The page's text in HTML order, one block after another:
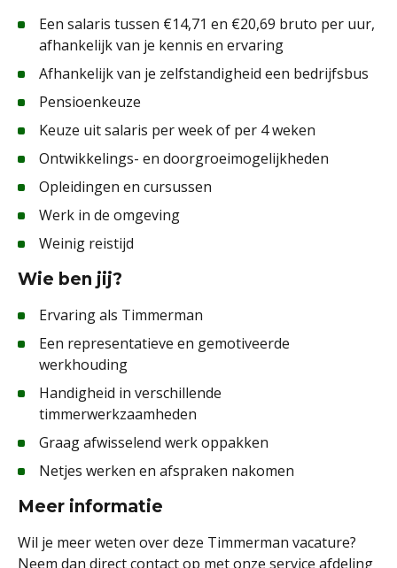
Een salaris tussen €14,71 en €20,69 bruto per uur,
afhankelijk van je kennis en ervaring
Afhankelijk van je zelfstandigheid een bedrijfsbus
Pensioenkeuze
Keuze uit salaris per week of per 4 weken
Ontwikkelings- en doorgroeimogelijkheden
Opleidingen en cursussen
Werk in de omgeving
Weinig reistijd
Wie ben jij?
Ervaring als Timmerman
Een representatieve en gemotiveerde
werkhouding
Handigheid in verschillende
timmerwerkzaamheden
Graag afwisselend werk oppakken
Netjes werken en afspraken nakomen
Meer informatie
Wil je meer weten over deze Timmerman vacature?
Neem dan direct contact op met onze service afdeling